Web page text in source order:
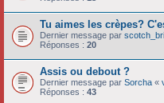
Tu aimes les crèpes?
Dernier message par
Réponses : 20
Assis ou debout ?
Dernier message par Sorcha «
Réponses : 43